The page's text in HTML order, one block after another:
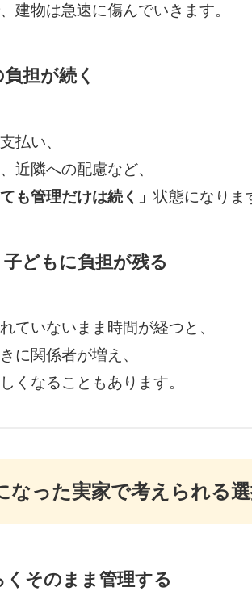
建物は急速に傷んでいきます。
担が続く
払い、
近隣への配慮など、
も管理だけは続く」 状態になりま
どもに負担が残る
ていないまま時間が経つと、
に関係者が増え、
くなることもあります。
なった実家で考えられる
そのまま管理する